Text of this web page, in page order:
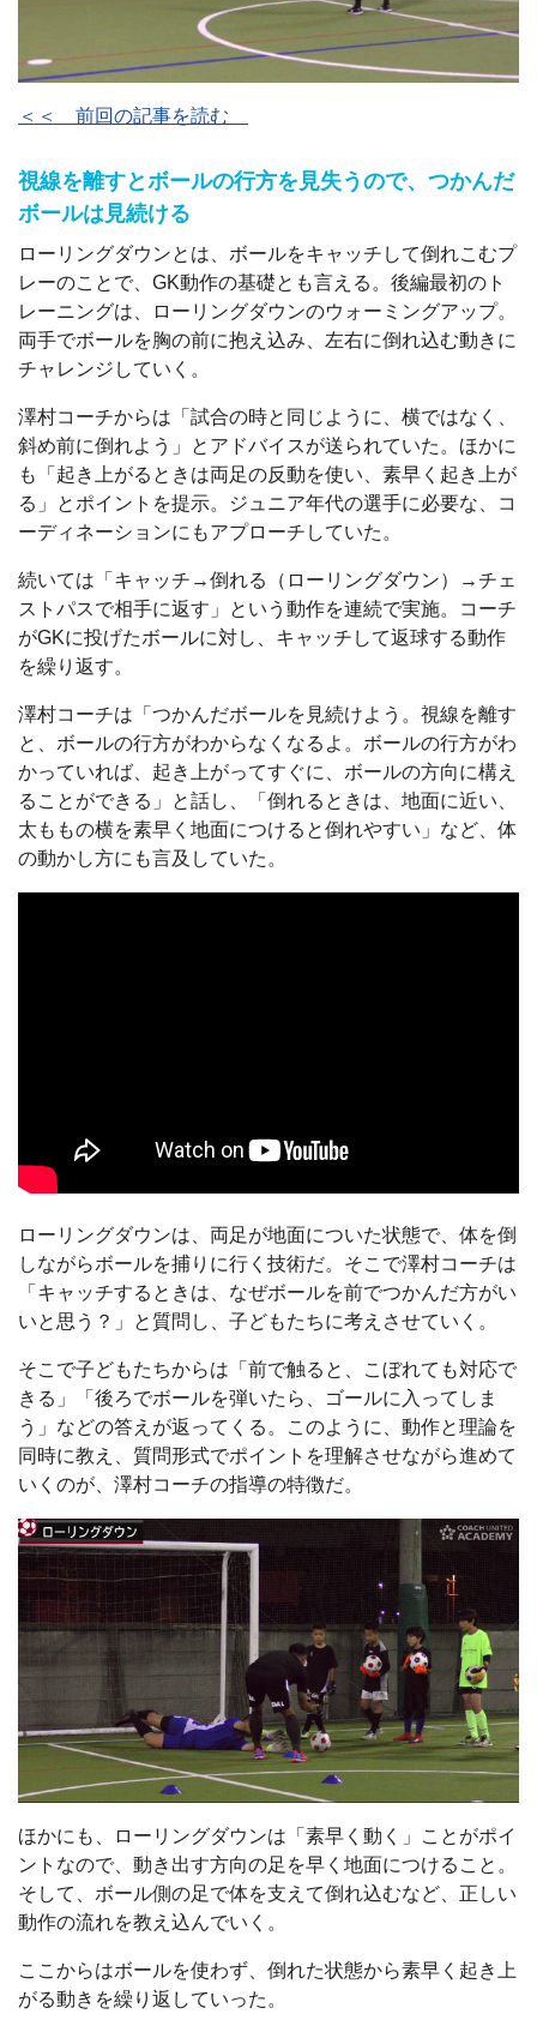
＜＜ 前回の記事を読む
視線を離すとボールの行方を見失うので、つかんだ
ボールは見続ける
ローリングダウンとは、ボールをキャッチして倒れこむプ
レーのことで、GK動作の基礎とも言える。後編最初のト
レーニングは、ローリングダウンのウォーミングアップ。
両手でボールを胸の前に抱え込み、左右に倒れ込む動きに
チャレンジしていく。
澤村コーチからは「試合の時と同じように、横ではなく、
斜め前に倒れよう」とアドバイスが送られていた。ほかに
も「起き上がるときは両足の反動を使い、素早く起き上が
る」とポイントを提示。ジュニア年代の選手に必要な、コ
ーディネーションにもアプローチしていた。
続いては「キャッチ→倒れる（ローリングダウン）→チェ
ストパスで相手に返す」という動作を連続で実施。コーチ
がGKに投げたボールに対し、キャッチして返球する動作
を繰り返す。
澤村コーチは「つかんだボールを見続けよう。視線を離す
と、ボールの行方がわからなくなるよ。ボールの行方がわ
かっていれば、起き上がってすぐに、ボールの方向に構え
ることができる」と話し、「倒れるときは、地面に近い、
太ももの横を素早く地面につけると倒れやすい」など、体
の動かし方にも言及していた。
ローリングダウンは、両足が地面についた状態で、体を倒
しながらボールを捕りに行く技術だ。そこで澤村コーチは
「キャッチするときは、なぜボールを前でつかんだ方がい
いと思う？」と質問し、子どもたちに考えさせていく。
そこで子どもたちからは「前で触ると、こぼれても対応で
きる」「後ろでボールを弾いたら、ゴールに入ってしま
う」などの答えが返ってくる。このように、動作と理論を
同時に教え、質問形式でポイントを理解させながら進めて
いくのが、澤村コーチの指導の特徴だ。
ほかにも、ローリングダウンは「素早く動く」ことがポイ
ントなので、動き出す方向の足を早く地面につけること。
そして、ボール側の足で体を支えて倒れ込むなど、正しい
動作の流れを教え込んでいく。
ここからはボールを使わず、倒れた状態から素早く起き上
がる動きを繰り返していった。